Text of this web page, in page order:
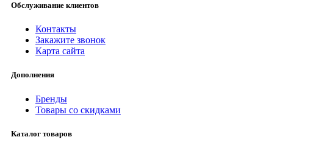
Обслуживание клиентов
Контакты
Закажите звонок
Карта сайта
Дополнения
Бренды
Товары со скидками
Каталог товаров